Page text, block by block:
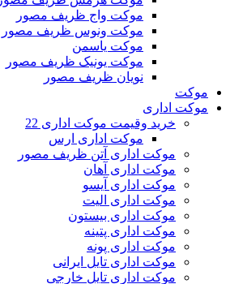
موکت واج ظریف مصور
موکت ونوس ظریف مصور
موکت یاسمن
موکت یونیک ظریف مصور
نویان ظریف مصور
موکت
موکت اداری
خرید وقیمت موکت اداری 22
موکت اداری ارس
موکت اداری آتن ظریف مصور
موکت اداری آهان
موکت اداری آیسو
موکت اداری الیت
موکت اداری بیستون
موکت اداری پتینه
موکت اداری پونه
موکت اداری تایل ایرانی
موکت اداری تایل خارجی